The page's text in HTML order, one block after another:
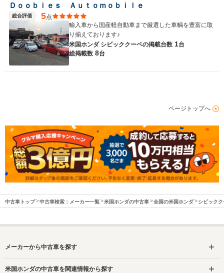
Ｄｏｏｂｉｅｓ Ａｕｔｏｍｏｂｉｌｅ
総合評価 5点
輸入車から国産軽自動車まで厳選した車輌を豊富に取
り揃えております♪
米国ホンダ シビッククーペの掲載台数 1台
総掲載数 8台
ページトップへ
中古車トップ 中古車検索：メーカー一覧 米国ホンダの中古車 全国の米国ホンダ シビック
メーカーから中古車を探す
米国ホンダの中古車を関連情報から探す